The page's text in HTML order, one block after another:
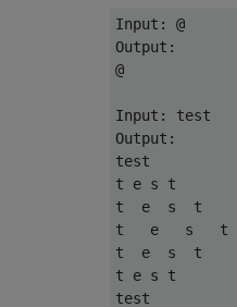
Input: @
Output:
@
Input: test
Output:
test
t e s t
t  e  s  t
t   e   s   t
t  e  s  t
t e s t
test